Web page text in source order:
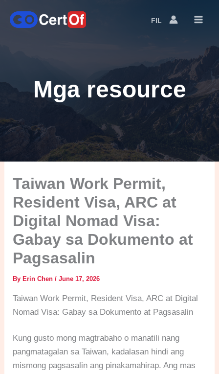
FILLanguage
Mga resource
Taiwan Work Permit,
Resident Visa, ARC at
Digital Nomad Visa:
Gabay sa Dokumento at
Pagsasalin
ByErin Chen/June 17, 2026
Taiwan Work Permit, Resident Visa, ARC at Digital
Nomad Visa: Gabay sa Dokumento at Pagsasalin
Kung gusto mong magtrabaho o manatili nang
pangmatagalan sa Taiwan, kadalasan hindi ang
mismong pagsasalin ang pinakamahirap. Ang mas